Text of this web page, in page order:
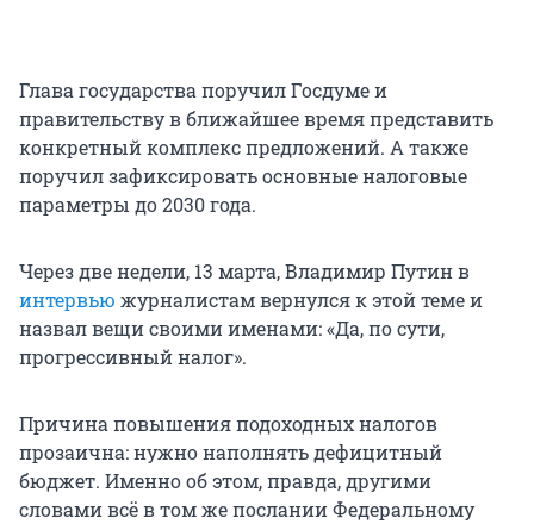
Глава государства поручил Госдуме и
правительству в ближайшее время представить
конкретный комплекс предложений. А также
поручил зафиксировать основные налоговые
параметры до 2030 года.
Через две недели, 13 марта, Владимир Путин в
интервью журналистам вернулся к этой теме и
назвал вещи своими именами: «Да, по сути,
прогрессивный налог».
Причина повышения подоходных налогов
прозаична: нужно наполнять дефицитный
бюджет. Именно об этом, правда, другими
словами всё в том же послании Федеральному